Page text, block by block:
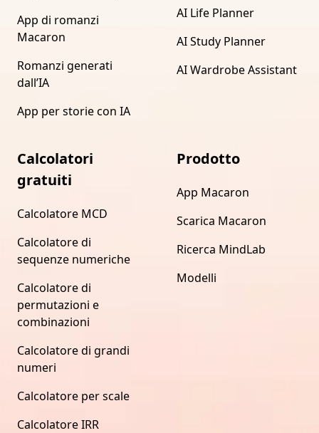
App di romanzi
Macaron
Romanzi generati
dall’IA
App per storie con IA
AI Life Planner
AI Study Planner
AI Wardrobe Assistant
Calcolatori
gratuiti
Calcolatore MCD
Calcolatore di
sequenze numeriche
Calcolatore di
permutazioni e
combinazioni
Calcolatore di grandi
numeri
Calcolatore per scale
Calcolatore IRR
Prodotto
App Macaron
Scarica Macaron
Ricerca MindLab
Modelli